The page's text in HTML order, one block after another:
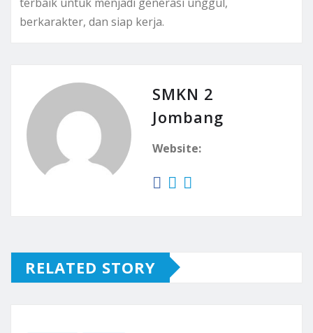
berkarakter, dan siap kerja.
SMKN 2
Jombang
Website:
RELATED STORY